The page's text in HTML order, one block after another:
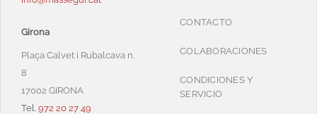
Girona
Plaça Calvet i Rubalcava n.
8
17002 GIRONA
Tel. 972 20 27 49
CONTACTO
COLABORACIONES
CONDICIONES Y
SERVICIO